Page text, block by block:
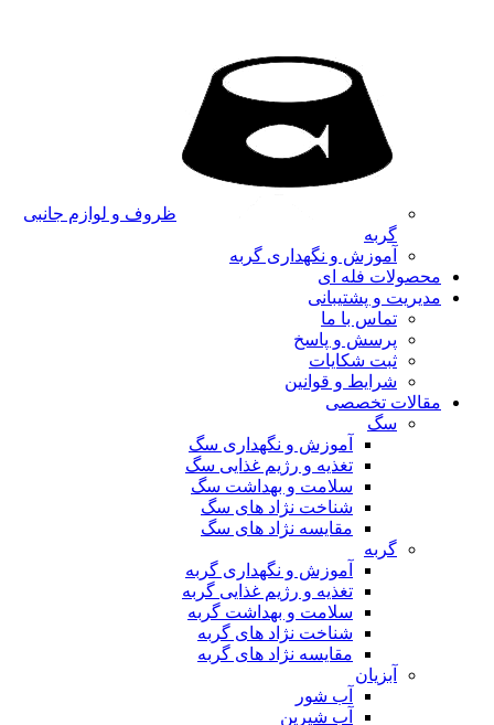
ظروف و لوازم جانبی
گربه
آموزش و نگهداری گربه
محصولات فله ای
مدیریت و پشتیبانی
تماس با ما
پرسش و پاسخ
ثبت شکایات
شرایط و قوانین
مقالات تخصصی
سگ
آموزش و نگهداری سگ
تغذیه و رژیم غذایی سگ
سلامت و بهداشت سگ
شناخت نژاد های سگ
مقایسه نژاد های سگ
گربه
آموزش و نگهداری گربه
تغذیه و رژیم غذایی گربه
سلامت و بهداشت گربه
شناخت نژاد های گربه
مقایسه نژاد های گربه
آبزیان
آب شور
آب شیرین